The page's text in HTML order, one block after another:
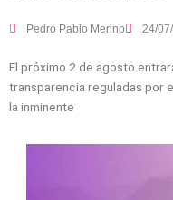
Pedro Pablo Merino 24/
El próximo 2 de agosto
transparencia reguladas por
la inminente